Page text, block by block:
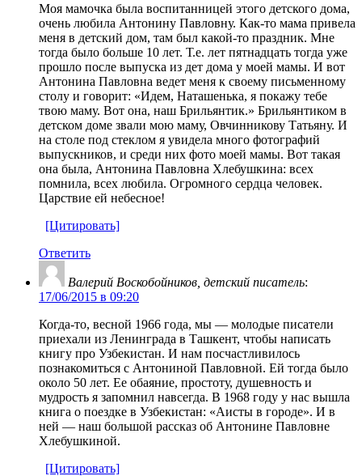
Моя мамочка была воспитанницей этого детского дома,
очень любила Антонину Павловну. Как-то мама привела
меня в детский дом, там был какой-то праздник. Мне
тогда было больше 10 лет. Т.е. лет пятнадцать тогда уже
прошло после выпуска из дет дома у моей мамы. И вот
Антонина Павловна ведет меня к своему письменному
столу и говорит: «Идем, Наташенька, я покажу тебе
твою маму. Вот она, наш Брильянтик.» Брильянтиком в
детском доме звали мою маму, Овчинникову Татьяну. И
на столе под стеклом я увидела много фотографий
выпускников, и среди них фото моей мамы. Вот такая
она была, Антонина Павловна Хлебушкина: всех
помнила, всех любила. Огромного сердца человек.
Царствие ей небесное!
[Цитировать]
Ответить
Валерий Воскобойников, детский писатель:
17/06/2015 в 09:20
Когда-то, весной 1966 года, мы — молодые писатели
приехали из Ленинграда в Ташкент, чтобы написать
книгу про Узбекистан. И нам посчастливилось
познакомиться с Антониной Павловной. Ей тогда было
около 50 лет. Ее обаяние, простоту, душевность и
мудрость я запомнил навсегда. В 1968 году у нас вышла
книга о поездке в Узбекистан: «Аисты в городе». И в
ней — наш большой рассказ об Антонине Павловне
Хлебушкиной.
[Цитировать]